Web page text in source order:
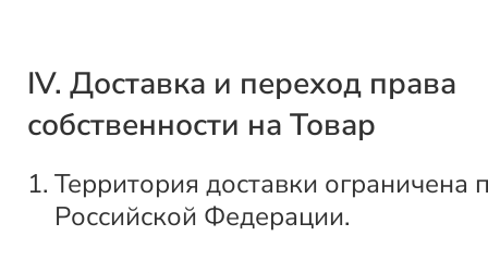
IV. Доставка и переход права
собственности на Товар
Территория доставки ограничена
Российской Федерации.